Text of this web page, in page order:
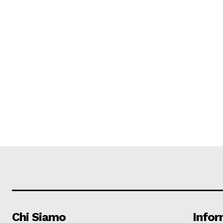
Chi Siamo